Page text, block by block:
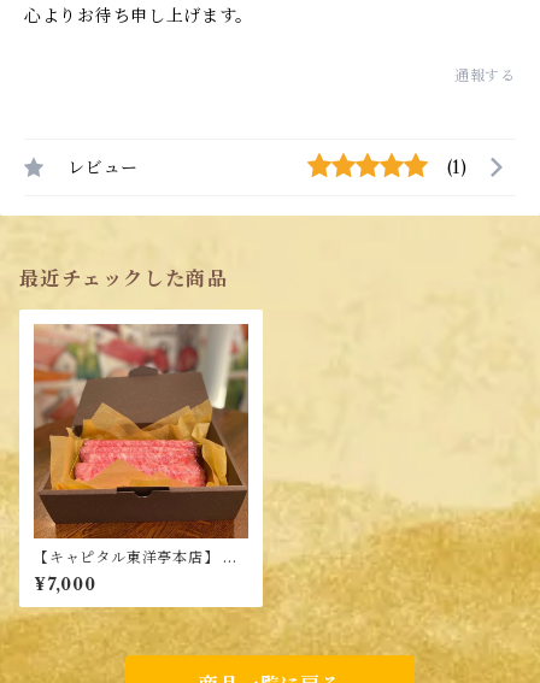
心よりお待ち申し上げます。
通報する
レビュー (1)
最近チェックした商品
【キャピタル東洋亭本店】 和
牛ローストビーフ 詰合せ（北
海道、青森県、秋田県、沖縄
県、離島などは発送不可）
¥7,000